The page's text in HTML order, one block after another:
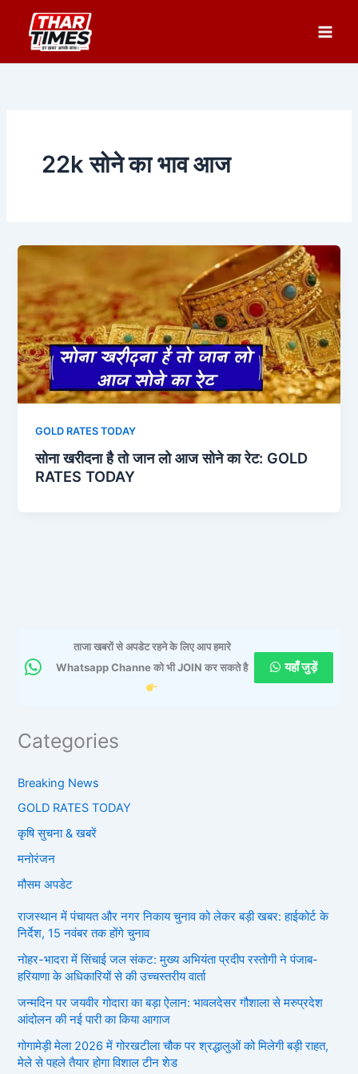
content
22k सोने का भाव आज
GOLD RATES TODAY
सोना खरीदना है तो जान लो आज सोने का रेट: GOLD
RATES TODAY
ताजा खबरों से अपडेट रहने के लिए आप हमारे
Whatsapp Channe को भी JOIN कर सकते है
यहाँ जुड़ें
Categories
Breaking News
GOLD RATES TODAY
कृषि सुचना & खबरें
मनोरंजन
मौसम अपडेट
राजस्थान में पंचायत और नगर निकाय चुनाव को लेकर बड़ी खबर: हाईकोर्ट के
निर्देश, 15 नवंबर तक होंगे चुनाव
नोहर-भादरा में सिंचाई जल संकट: मुख्य अभियंता प्रदीप रस्तोगी ने पंजाब-
हरियाणा के अधिकारियों से की उच्चस्तरीय वार्ता
जन्मदिन पर जयवीर गोदारा का बड़ा ऐलान: भावलदेसर गौशाला से मरुप्रदेश
आंदोलन की नई पारी का किया आगाज
गोगामेड़ी मेला 2026 में गोरखटीला चौक पर श्रद्धालुओं को मिलेगी बड़ी राहत,
मेले से पहले तैयार होगा विशाल टीन शेड